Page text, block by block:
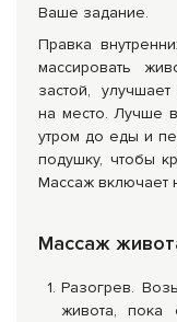
Ваше задание.
Правка
массировать
застой,
на место. Лучше
утром до еды и
подушку, чтобы
Массаж включает
Массаж
Разогрев.
живота, пока